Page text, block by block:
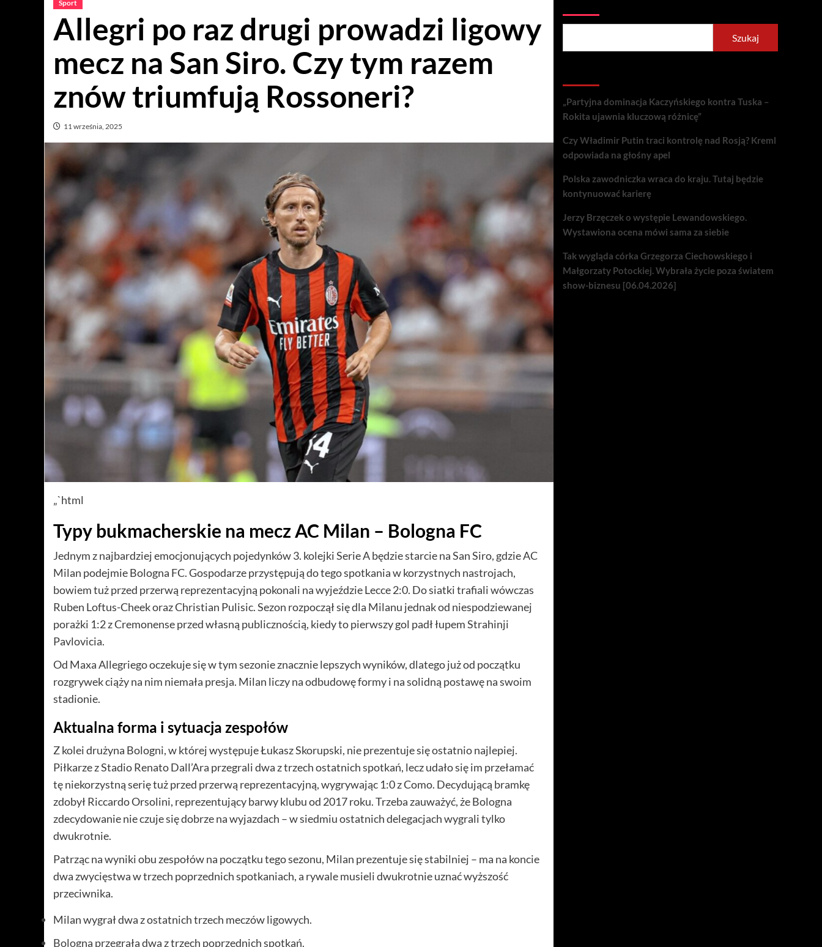
Sport
Allegri po raz drugi prowadzi ligowy
mecz na San Siro. Czy tym razem
znów triumfują Rossoneri?
11 września, 2025
„`html
Typy bukmacherskie na mecz AC Milan – Bologna FC
Jednym z najbardziej emocjonujących pojedynków 3. kolejki Serie A będzie starcie na San Siro, gdzie AC
Milan podejmie Bologna FC. Gospodarze przystępują do tego spotkania w korzystnych nastrojach,
bowiem tuż przed przerwą reprezentacyjną pokonali na wyjeździe Lecce 2:0. Do siatki trafiali wówczas
Ruben Loftus-Cheek oraz Christian Pulisic. Sezon rozpoczął się dla Milanu jednak od niespodziewanej
porażki 1:2 z Cremonense przed własną publicznością, kiedy to pierwszy gol padł łupem Strahinji
Pavlovicia.
Od Maxa Allegriego oczekuje się w tym sezonie znacznie lepszych wyników, dlatego już od początku
rozgrywek ciąży na nim niemała presja. Milan liczy na odbudowę formy i na solidną postawę na swoim
stadionie.
Aktualna forma i sytuacja zespołów
Z kolei drużyna Bologni, w której występuje Łukasz Skorupski, nie prezentuje się ostatnio najlepiej.
Piłkarze z Stadio Renato Dall’Ara przegrali dwa z trzech ostatnich spotkań, lecz udało się im przełamać
tę niekorzystną serię tuż przed przerwą reprezentacyjną, wygrywając 1:0 z Como. Decydującą bramkę
zdobył Riccardo Orsolini, reprezentujący barwy klubu od 2017 roku. Trzeba zauważyć, że Bologna
zdecydowanie nie czuje się dobrze na wyjazdach – w siedmiu ostatnich delegacjach wygrali tylko
dwukrotnie.
Patrząc na wyniki obu zespołów na początku tego sezonu, Milan prezentuje się stabilniej – ma na koncie
dwa zwycięstwa w trzech poprzednich spotkaniach, a rywale musieli dwukrotnie uznać wyższość
przeciwnika.
Milan wygrał dwa z ostatnich trzech meczów ligowych.
Bologna przegrała dwa z trzech poprzednich spotkań.
Szukaj
„Partyjna dominacja Kaczyńskiego kontra Tuska –
Rokita ujawnia kluczową różnicę”
Czy Władimir Putin traci kontrolę nad Rosją? Kreml
odpowiada na głośny apel
Polska zawodniczka wraca do kraju. Tutaj będzie
kontynuować karierę
Jerzy Brzęczek o występie Lewandowskiego.
Wystawiona ocena mówi sama za siebie
Tak wygląda córka Grzegorza Ciechowskiego i
Małgorzaty Potockiej. Wybrała życie poza światem
show-biznesu [06.04.2026]